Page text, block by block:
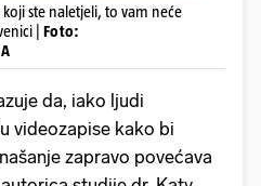
ste naletjeli, to vam neće
| Foto:
da, iako ljudi
videozapise kako bi
zapravo povećava